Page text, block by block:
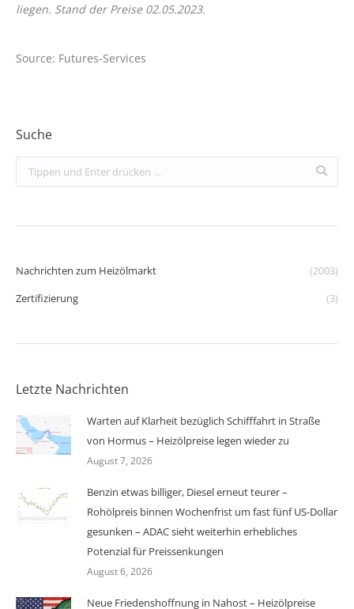
liegen. Stand der Preise 02.05.2023.
Source: Futures-Services
Suche
Search:
Nachrichten zum Heizölmarkt
(2003)
Zertifizierung
(3)
Letzte Nachrichten
Warten auf Klarheit bezüglich Schifffahrt in Straße
von Hormus – Heizölpreise legen wieder zu
August 7, 2026
Benzin etwas billiger, Diesel erneut teurer –
Rohölpreis binnen Wochenfrist um fast fünf US-Dollar
gesunken – ADAC sieht weiterhin erhebliches
Potenzial für Preissenkungen
August 6, 2026
Neue Friedenshoffnung in Nahost – Heizölpreise